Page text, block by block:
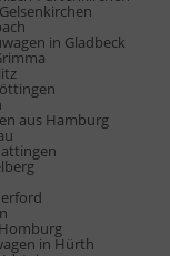
in Gladbeck
aus Hamburg
in Hürth